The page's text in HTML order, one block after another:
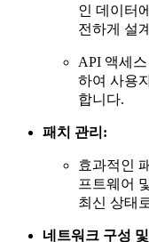
인 데이터
전하게 설
API 액세
하여 사용
합니다.
패치 관리:
효과적인
프트웨어
최신 상태
네트워크 구성